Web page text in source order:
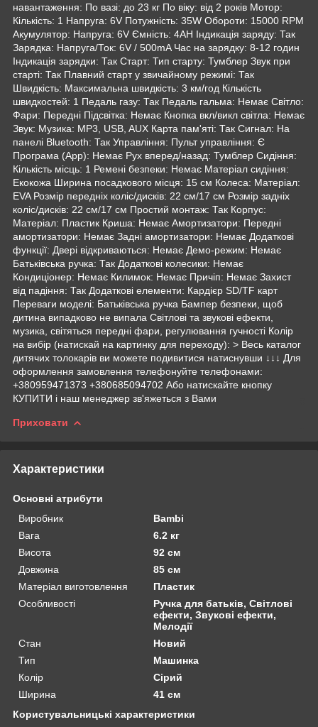
навантаження: По вазі: до 23 кг По віку: від 2 років Мотор:
Кількість: 1 Напруга: 6V Потужність: 35W Обороти: 15000 RPM
Акумулятор: Напруга: 6V Ємність: 4AH Індикація заряду: Так
Зарядка: Напруга/Ток: 6V / 500mA Час на зарядку: 8-12 годин
Індикація зарядки: Так Старт: Тип старту: Тумблер Звук при
старті: Так Плавний старт у звичайному режимі: Так
Швидкість: Максимальна швидкість: 3 км/год Кількість
швидкостей: 1 Педаль газу: Так Педаль гальма: Немає Світло:
Фари: Передні Підсвітка: Немає Кнопка вкл/викл світла: Немає
Звук: Музика: MP3, USB, AUX Карта пам'яті: Так Сигнал: На
панелі Bluetooth: Так Управління: Пульт управління: Є
Програма (App): Немає Рух вперед/назад: Тумблер Сидіння:
Кількість місць: 1 Ремені безпеки: Немає Матеріал сидіння:
Екокожа Ширина посадкового місця: 15 см Колеса: Матеріал:
EVA Розмір передніх коліс/дисків: 22 см/17 см Розмір задніх
коліс/дисків: 22 см/17 см Простий монтаж: Так Корпус:
Матеріал: Пластик Криша: Немає Амортизатори: Передні
амортизатори: Немає Задні амортизатори: Немає Додаткові
функції: Двері відкриваються: Немає Демо-режим: Немає
Батьківська ручка: Так Додаткові колесики: Немає
Кондиціонер: Немає Килимок: Немає Причіп: Немає Захист
від падіння: Так Додаткові елементи: Кардієр SD/TF карт
Переваги моделі: Батьківська ручка Бампер безпеки, щоб
дитина випадково не випала Світлові та звукові ефекти,
музика, світяться передні фари, регулювання гучності Колір
на вибір (натискай на картинку для переходу): > Весь каталог
дитячих толокарів ви можете подивитися натиснувши ↓↓↓ Для
оформлення замовлення телефонуйте телефонами:
+380959471373 +380685094702 Або натискайте кнопку
КУПИТИ і наш менеджер зв'яжеться з Вами
Приховати
Характеристики
Основні атрибути
Виробник
Bambi
Вага
6.2 кг
Висота
92 см
Довжина
85 см
Матеріал виготовлення
Пластик
Особливості
Ручка для батьків, Світлові
ефекти, Звукові ефекти,
Мелодії
Стан
Новий
Тип
Машинка
Колір
Сірий
Ширина
41 см
Користувальницькі характеристики